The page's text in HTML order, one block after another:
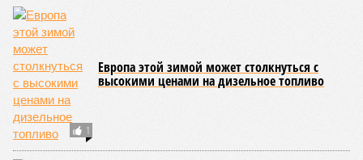
1
Европа этой зимой может столкнуться с
высокими ценами на дизельное топливо